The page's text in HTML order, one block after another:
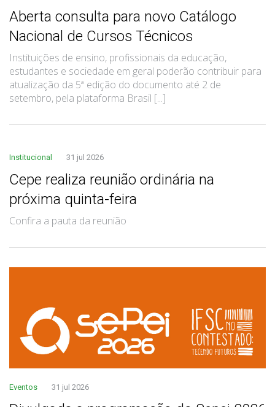
Aberta consulta para novo Catálogo
Nacional de Cursos Técnicos
Instituições de ensino, profissionais da educação,
estudantes e sociedade em geral poderão contribuir para
atualização da 5ª edição do documento até 2 de
setembro, pela plataforma Brasil [...]
Institucional 31 jul 2026
Cepe realiza reunião ordinária na
próxima quinta-feira
Confira a pauta da reunião
Eventos 31 jul 2026